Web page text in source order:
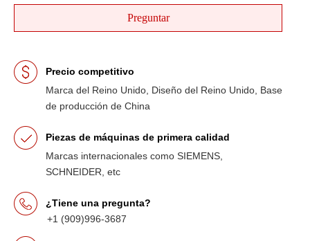
Preguntar
Precio competitivo
Marca del Reino Unido, Diseño del Reino Unido, Base
de producción de China
Piezas de máquinas de primera calidad
Marcas internacionales como SIEMENS,
SCHNEIDER, etc
¿Tiene una pregunta?
+1 (909)996-3687